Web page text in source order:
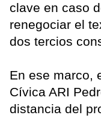
clave en caso
renegociar el
dos tercios
En ese marco,
Cívica ARI
distancia del